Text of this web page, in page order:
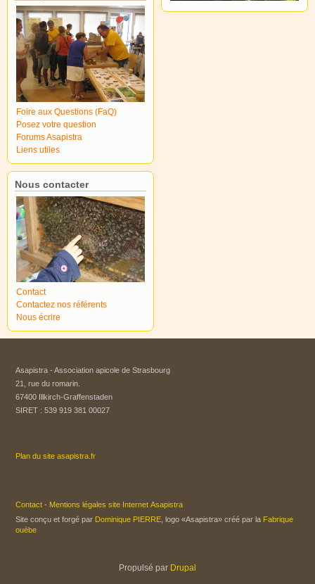
Foire aux Questions (FaQ)
Posez votre question
Forums Asapistra
Liens utiles
Nous contacter
Contact
Contactez nos référents
Nous écrire
Asapistra - Association apicole de Strasbourg​
21, rue du romarin.
67400 Illkirch-Graffenstaden
SIRET : 539 919 381 00027
Plan du site asapistra.fr
Contact - Mentions légales site Internet Asapistra
Site conçu et forgé par Dominique PIERRE , logo «Asapistra» créé par la Fabrique
ouèbe
Propulsé par Drupal